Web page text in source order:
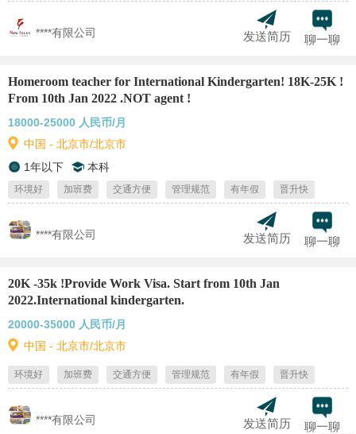
****有限公司 聊一聊
发送简历
Homeroom teacher for International Kindergarten! 18K-25K !
From 10th Jan 2022 .NOT agent !
18000-25000 人民币/月
中国 - 北京市/北京市
1年以下
本科
环境好 加班费 交通方便 管理规范 有年假 晋升快
****有限公司 聊一聊
发送简历
20K -35k !Provide Work Visa. Start from 10th Jan
2022.International kindergarten.
20000-35000 人民币/月
中国 - 北京市/北京市
环境好 加班费 交通方便 管理规范 有年假 晋升快
****有限公司 聊一聊
发送简历